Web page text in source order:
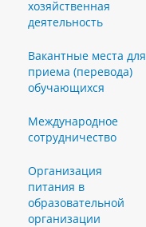
хозяйственная
деятельность
Вакантные места для
приема (перевода)
обучающихся
Международное
сотрудничество
Организация
питания в
образовательной
организации